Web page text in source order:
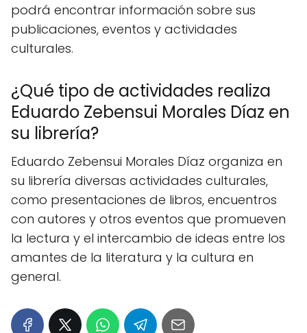
podrá encontrar información sobre sus
publicaciones, eventos y actividades
culturales.
¿Qué tipo de actividades realiza
Eduardo Zebensui Morales Díaz en
su librería?
Eduardo Zebensui Morales Díaz organiza en
su librería diversas actividades culturales,
como presentaciones de libros, encuentros
con autores y otros eventos que promueven
la lectura y el intercambio de ideas entre los
amantes de la literatura y la cultura en
general.